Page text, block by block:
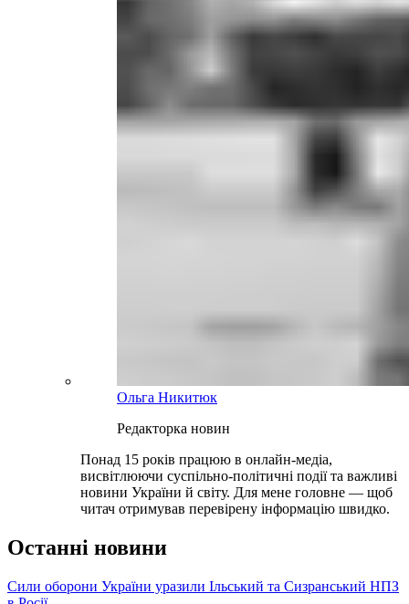
Ольга Никитюк
Редакторка новин
Понад 15 років працюю в онлайн-медіа,
висвітлюючи суспільно-політичні події та важливі
новини України й світу. Для мене головне — щоб
читач отримував перевірену інформацію швидко.
Останні новини
Сили оборони України уразили Ільський та Сизранський НПЗ